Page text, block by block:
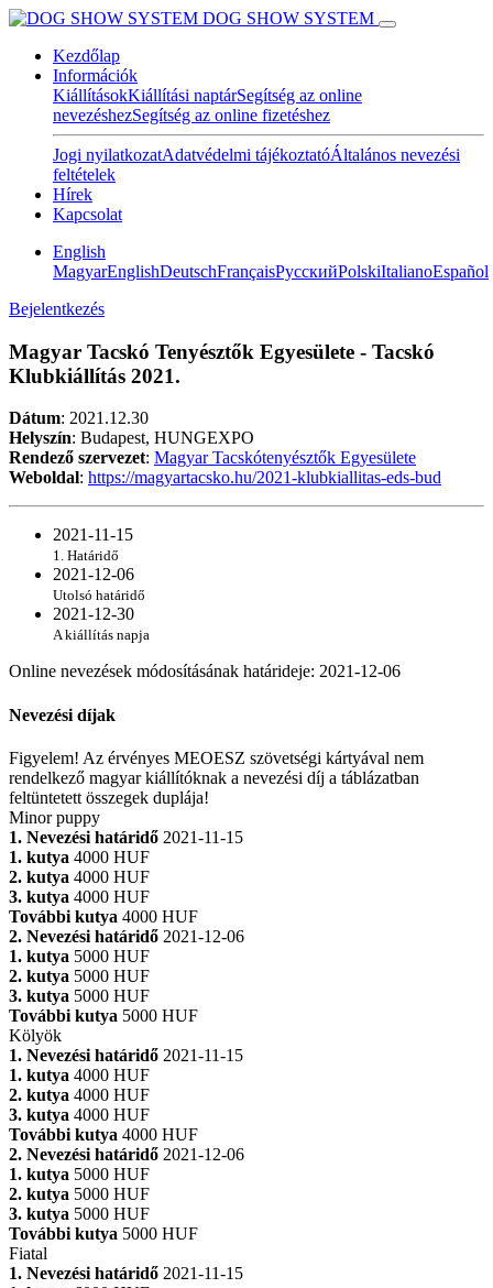
DOG SHOW SYSTEM
Kezdőlap
Információk
KiállításokKiállítási naptárSegítség az online
nevezéshezSegítség az online fizetéshez
Jogi nyilatkozatAdatvédelmi tájékoztatóÁltalános nevezési
feltételek
Hírek
Kapcsolat
English
MagyarEnglishDeutschFrançaisPусскийPolskiItalianoEspañol
Bejelentkezés
Magyar Tacskó Tenyésztők Egyesülete - Tacskó
Klubkiállítás 2021.
Dátum: 2021.12.30
Helyszín: Budapest, HUNGEXPO
Rendező szervezet: Magyar Tacskótenyésztők Egyesülete
Weboldal: https://magyartacsko.hu/2021-klubkiallitas-eds-bud
2021-11-15
1. Határidő
2021-12-06
Utolsó határidő
2021-12-30
A kiállítás napja
Online nevezések módosításának határideje: 2021-12-06
Nevezési díjak
Figyelem! Az érvényes MEOESZ szövetségi kártyával nem
rendelkező magyar kiállítóknak a nevezési díj a táblázatban
feltüntetett összegek duplája!
Minor puppy
1. Nevezési határidő 2021-11-15
1. kutya 4000 HUF
2. kutya 4000 HUF
3. kutya 4000 HUF
További kutya 4000 HUF
2. Nevezési határidő 2021-12-06
1. kutya 5000 HUF
2. kutya 5000 HUF
3. kutya 5000 HUF
További kutya 5000 HUF
Kölyök
1. Nevezési határidő 2021-11-15
1. kutya 4000 HUF
2. kutya 4000 HUF
3. kutya 4000 HUF
További kutya 4000 HUF
2. Nevezési határidő 2021-12-06
1. kutya 5000 HUF
2. kutya 5000 HUF
3. kutya 5000 HUF
További kutya 5000 HUF
Fiatal
1. Nevezési határidő 2021-11-15